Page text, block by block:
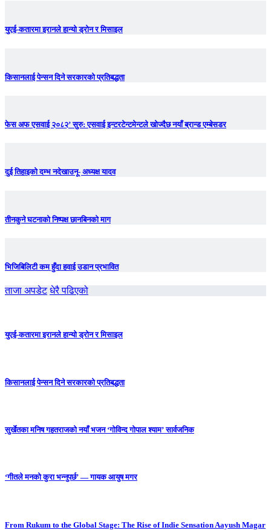
युएई-कतारमा इरानले हान्यो ड्रोन र मिसाइल
किसानलाई पेन्सन दिने सरकारको प्रतिबद्धता
फेस अफ एसवाई २०८२’ सुरु: एसवाई इन्टरटेन्टमेन्टले खोज्दैछ नयाँ ब्रान्ड एम्बेसडर
दुई तिहाइको दम्भ नदेखाउनू- अध्यक्ष यादव
तीनकुने घटनाकाे निष्पक्ष छानबिनकाे माग
भिजिबिलिटी कम हुँदा हवाई उडान प्रभावित
ताजा अपडेट धेरै पढिएको
युएई-कतारमा इरानले हान्यो ड्रोन र मिसाइल
किसानलाई पेन्सन दिने सरकारको प्रतिबद्धता
सुर्खेतका मनिष गहतराजको नयाँ भजन ‘गोविन्द गोपाल श्याम’ सार्वजनिक
‘गीतले मनको कुरा भन्नुपर्छ’ — गायक आयुष मगर
From Rukum to the Global Stage: The Rise of Indie Sensation Aayush Magar